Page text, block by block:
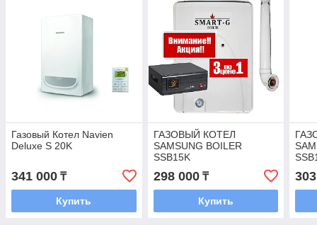
Газовый Котел Navien
Deluxe S 20K
341 000 ₸
Купить
ГАЗОВЫЙ КОТЕЛ
SAMSUNG BOILER
SSB15K
298 000₸
Купить